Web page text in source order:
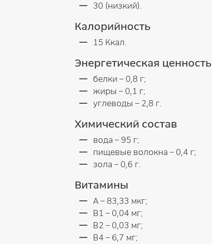
30 (низкий).
Калорийность
15 Ккал.
Энергетическая ценность
белки – 0,8 г;
жиры – 0,1 г;
углеводы – 2,8 г.
Химический состав
вода – 95 г;
пищевые волокна – 0,4 г;
зола – 0,6 г.
Витамины
А – 83,33 мкг;
В1 – 0,04 мг;
В2 – 0,03 мг;
В4 – 6,7 мг;